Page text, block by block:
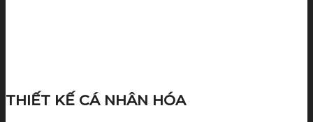
THIẾT KẾ CÁ NHÂN HÓA